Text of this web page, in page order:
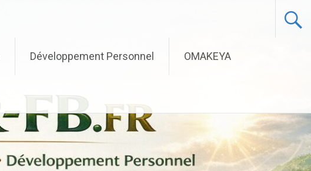
Développement Personnel OMAKEYA